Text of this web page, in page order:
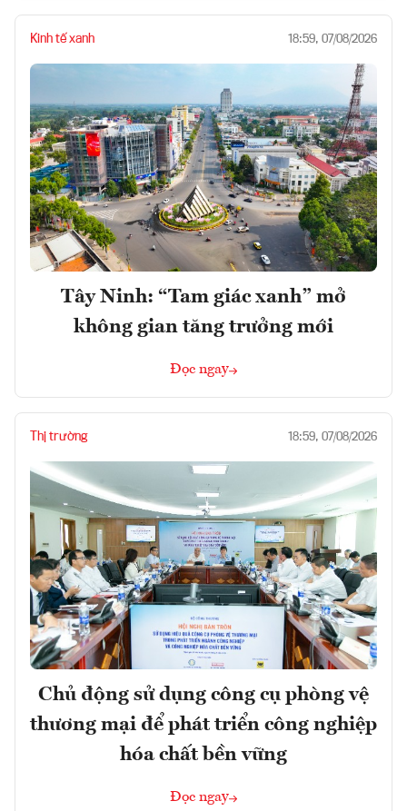
Kinh tế xanh 18:59, 07/08/2026
Tây Ninh: “Tam giác xanh” mở
không gian tăng trưởng mới
Đọc ngay
Thị trường 18:59, 07/08/2026
Chủ động sử dụng công cụ phòng vệ
thương mại để phát triển công nghiệp
hóa chất bền vững
Đọc ngay